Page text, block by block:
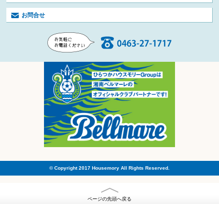
お問合せ
© Copyright 2017 Housemory All Rights Reserved.
ページの先頭へ戻る